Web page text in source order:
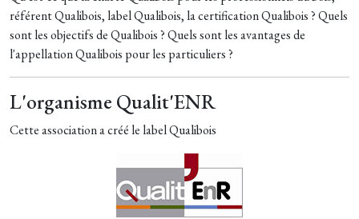
référent Qualibois, label Qualibois, la certification Qualibois ? Quels
sont les objectifs de Qualibois ? Quels sont les avantages de
l'appellation Qualibois pour les particuliers ?
L'organisme Qualit'ENR
Cette association a créé le label Qualibois